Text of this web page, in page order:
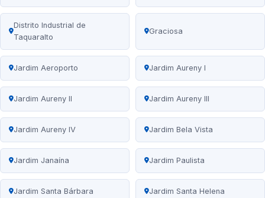
Distrito Industrial de
Taquaralto
Graciosa
Jardim Aeroporto Jardim Aureny I
Jardim Aureny II Jardim Aureny III
Jardim Aureny IV Jardim Bela Vista
Jardim Janaína Jardim Paulista
Jardim Santa Bárbara Jardim Santa Helena